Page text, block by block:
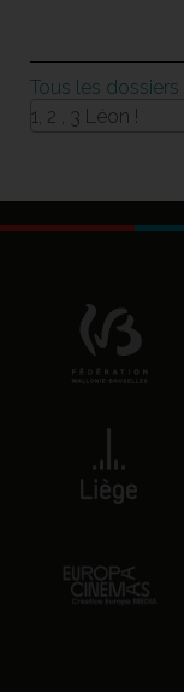
Tous les dossiers
1, 2 , 3 Léon !